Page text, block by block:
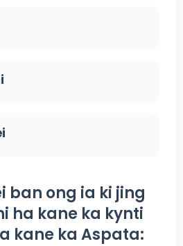
ban ong ia ki jing
ha kane ka kynti
kane ka Aspata: